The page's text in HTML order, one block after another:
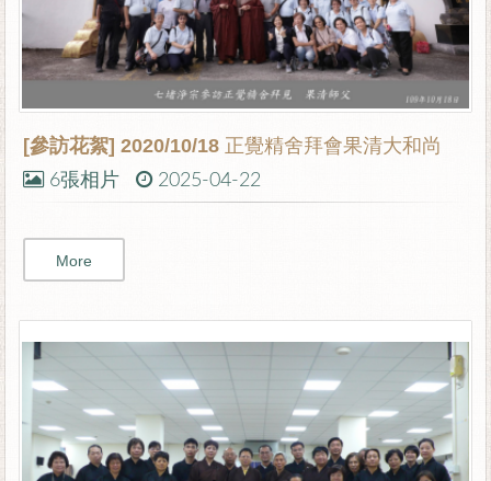
[參訪花絮] 2020/10/18 正覺精舍拜會果清大和尚
6張相片 2025-04-22
More